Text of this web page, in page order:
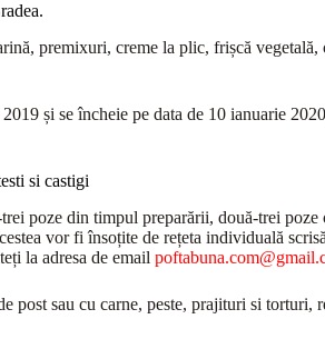
premixuri, creme la plic, frișcă vegetală,
și se încheie pe data de 10 ianuarie
si castigi
poze din timpul preparării, două-trei
vor fi însoțite de rețeta individuală
la adresa de email
post sau cu carne, peste, prajituri si torturi,